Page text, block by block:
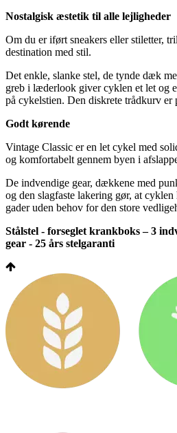
Nostalgisk æstetik til alle lejligheder
Om du er iført sneakers eller stiletter,
destination med stil.
Det enkle, slanke stel, de tynde dæk
greb i læderlook giver cyklen et let og
på cykelstien. Den diskrete trådkurv er
Godt kørende
Vintage Classic er en let cykel med
og komfortabelt gennem byen i
De indvendige gear, dækkene med
og den slagfaste lakering gør, at
gader uden behov for den store
Stålstel - forseglet krankboks – 3
gear - 25 års stelgaranti